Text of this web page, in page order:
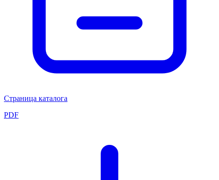
Страница каталога
PDF